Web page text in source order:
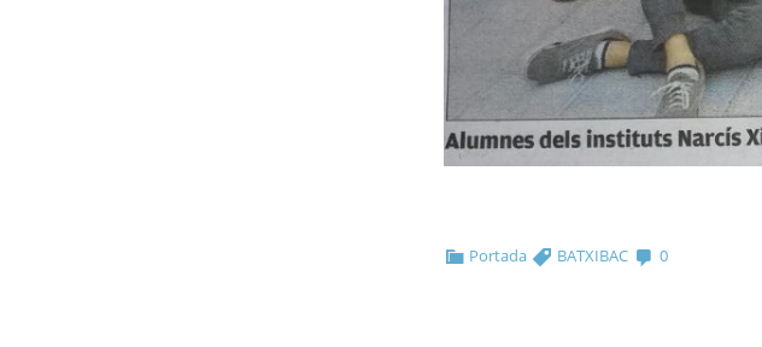
Portada BATXIBAC 0